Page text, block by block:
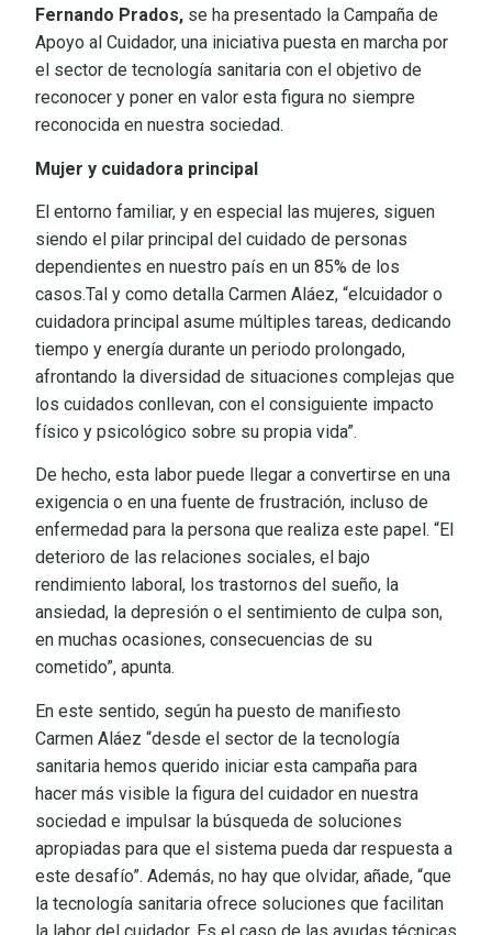
Fernando Prados, se ha presentado la Campaña de
Apoyo al Cuidador, una iniciativa puesta en marcha por
el sector de tecnología sanitaria con el objetivo de
reconocer y poner en valor esta figura no siempre
reconocida en nuestra sociedad.
Mujer y cuidadora principal
El entorno familiar, y en especial las mujeres, siguen
siendo el pilar principal del cuidado de personas
dependientes en nuestro país en un 85% de los
casos.Tal y como detalla Carmen Aláez, “elcuidador o
cuidadora principal asume múltiples tareas, dedicando
tiempo y energía durante un periodo prolongado,
afrontando la diversidad de situaciones complejas que
los cuidados conllevan, con el consiguiente impacto
físico y psicológico sobre su propia vida”.
De hecho, esta labor puede llegar a convertirse en una
exigencia o en una fuente de frustración, incluso de
enfermedad para la persona que realiza este papel. “El
deterioro de las relaciones sociales, el bajo
rendimiento laboral, los trastornos del sueño, la
ansiedad, la depresión o el sentimiento de culpa son,
en muchas ocasiones, consecuencias de su
cometido”, apunta.
En este sentido, según ha puesto de manifiesto
Carmen Aláez “desde el sector de la tecnología
sanitaria hemos querido iniciar esta campaña para
hacer más visible la figura del cuidador en nuestra
sociedad e impulsar la búsqueda de soluciones
apropiadas para que el sistema pueda dar respuesta a
este desafío”. Además, no hay que olvidar, añade, “que
la tecnología sanitaria ofrece soluciones que facilitan